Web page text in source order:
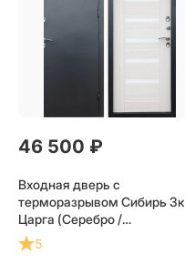
46 500 ₽
Входная дверь с
терморазрывом Сибирь 3к
Царга (Серебро /
Лиственница) для частного
загородного дома и дачи
5